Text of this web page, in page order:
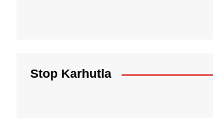
Stop Karhutla